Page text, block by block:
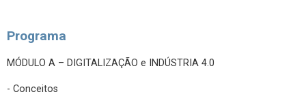
Programa
MÓDULO A – DIGITALIZAÇÃO e INDÚSTRIA 4.0
- Conceitos